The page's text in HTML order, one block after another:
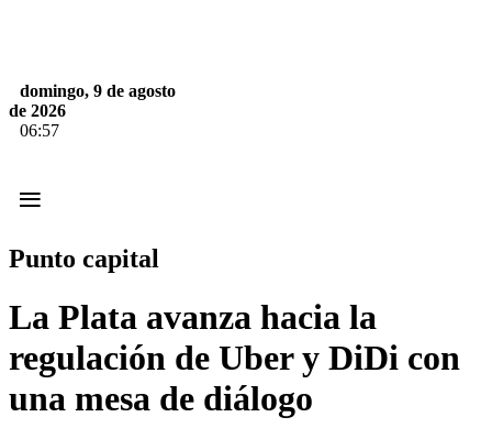
domingo, 9 de agosto
de 2026
06:57
≡
Punto capital
La Plata avanza hacia la
regulación de Uber y DiDi con
una mesa de diálogo